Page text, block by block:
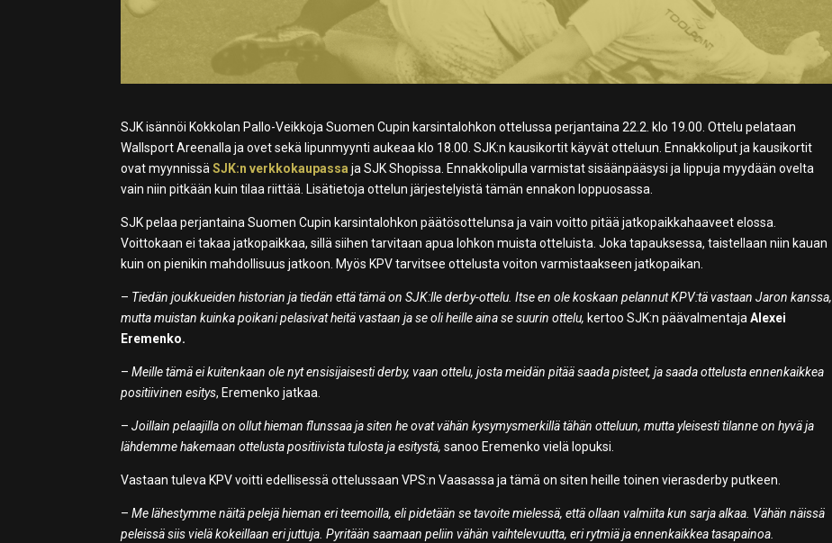
SJK isännöi Kokkolan Pallo-Veikkoja Suomen Cupin karsintalohkon ottelussa perjantaina 22.2. klo 19.00. Ottelu pelataan
Wallsport Areenalla ja ovet sekä lipunmyynti aukeaa klo 18.00. SJK:n kausikortit käyvät otteluun. Ennakkoliput ja kausikortit
ovat myynnissäSJK:n verkkokaupassa ja SJK Shopissa. Ennakkolipulla varmistat sisäänpääsysi ja lippuja myydään ovelta
vain niin pitkään kuin tilaa riittää. Lisätietoja ottelun järjestelyistä tämän ennakon loppuosassa.
SJK pelaa perjantaina Suomen Cupin karsintalohkon päätösottelunsa ja vain voitto pitää jatkopaikkahaaveet elossa.
Voittokaan ei takaa jatkopaikkaa, sillä siihen tarvitaan apua lohkon muista otteluista. Joka tapauksessa, taistellaan niin kauan
kuin on pienikin mahdollisuus jatkoon. Myös KPV tarvitsee ottelusta voiton varmistaakseen jatkopaikan.
– Tiedän joukkueiden historian ja tiedän että tämä on SJK:lle derby-ottelu. Itse en ole koskaan pelannut KPV:tä vastaan Jaron kanssa,
mutta muistan kuinka poikani pelasivat heitä vastaan ja se oli heille aina se suurin ottelu, kertoo SJK:n päävalmentajaAlexei
Eremenko.
–Meille tämä ei kuitenkaan ole nyt ensisijaisesti derby, vaan ottelu, josta meidän pitää saada pisteet, ja saada ottelusta ennenkaikkea
positiivinen esitys, Eremenko jatkaa.
–Joillain pelaajilla on ollut hieman flunssaa ja siten he ovat vähän kysymysmerkillä tähän otteluun, mutta yleisesti tilanne on hyvä ja
lähdemme hakemaan ottelusta positiivista tulosta ja esitystä, sanoo Eremenko vielä lopuksi.
Vastaan tuleva KPV voitti edellisessä ottelussaan VPS:n Vaasassa ja tämä on siten heille toinen vierasderby putkeen.
–Me lähestymme näitä pelejä hieman eri teemoilla, eli pidetään se tavoite mielessä, että ollaan valmiita kun sarja alkaa. Vähän näissä
peleissä siis vielä kokeillaan eri juttuja. Pyritään saamaan peliin vähän vaihtelevuutta, eri rytmiä ja ennenkaikkea tasapainoa.